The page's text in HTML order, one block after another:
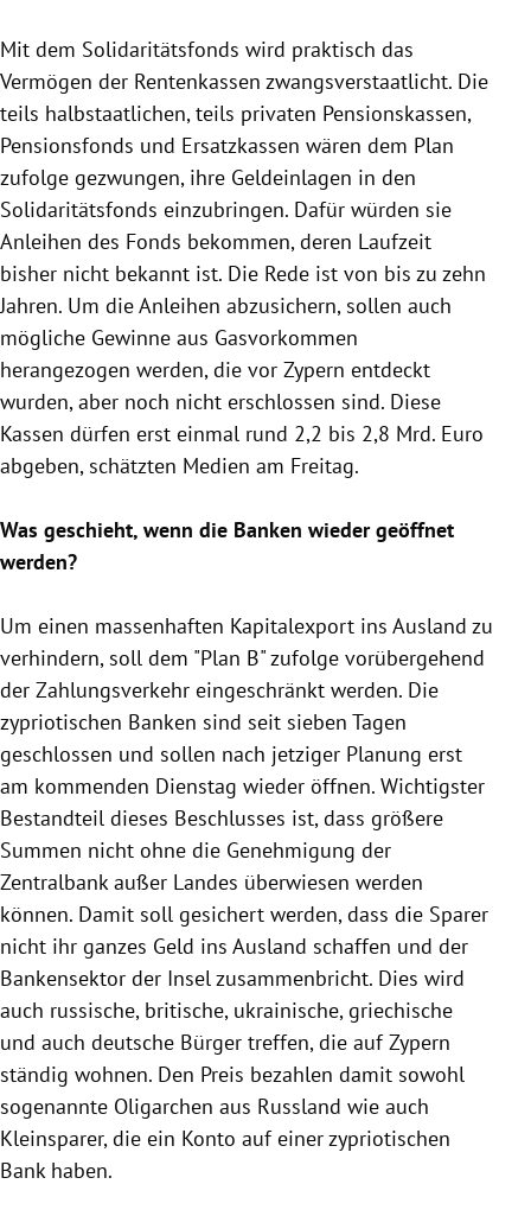
Mit dem Solidaritätsfonds wird praktisch das
Vermögen der Rentenkassen zwangsverstaatlicht. Die
teils halbstaatlichen, teils privaten Pensionskassen,
Pensionsfonds und Ersatzkassen wären dem Plan
zufolge gezwungen, ihre Geldeinlagen in den
Solidaritätsfonds einzubringen. Dafür würden sie
Anleihen des Fonds bekommen, deren Laufzeit
bisher nicht bekannt ist. Die Rede ist von bis zu zehn
Jahren. Um die Anleihen abzusichern, sollen auch
mögliche Gewinne aus Gasvorkommen
herangezogen werden, die vor Zypern entdeckt
wurden, aber noch nicht erschlossen sind. Diese
Kassen dürfen erst einmal rund 2,2 bis 2,8 Mrd. Euro
abgeben, schätzten Medien am Freitag.
Was geschieht, wenn die Banken wieder geöffnet
werden?
Um einen massenhaften Kapitalexport ins Ausland zu
verhindern, soll dem "Plan B" zufolge vorübergehend
der Zahlungsverkehr eingeschränkt werden. Die
zypriotischen Banken sind seit sieben Tagen
geschlossen und sollen nach jetziger Planung erst
am kommenden Dienstag wieder öffnen. Wichtigster
Bestandteil dieses Beschlusses ist, dass größere
Summen nicht ohne die Genehmigung der
Zentralbank außer Landes überwiesen werden
können. Damit soll gesichert werden, dass die Sparer
nicht ihr ganzes Geld ins Ausland schaffen und der
Bankensektor der Insel zusammenbricht. Dies wird
auch russische, britische, ukrainische, griechische
und auch deutsche Bürger treffen, die aufZypern
ständig wohnen. Den Preis bezahlen damit sowohl
sogenannte Oligarchen aus Russland wie auch
Kleinsparer, die ein Konto auf einer zypriotischen
Bank haben.